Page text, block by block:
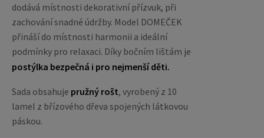
dodává místnosti dekorativní přízvuk, při
zachování snadné údržby. Model DOMEČEK
přináší do místnosti harmonii a ideální
podmínky pro relaxaci. Díky bočním lištám je
postýlka bezpečná i pro nejmenší děti.
Sada obsahuje pružný rošt, vyrobený z 10
lamel z břízového dřeva spojených látkovou
páskou.